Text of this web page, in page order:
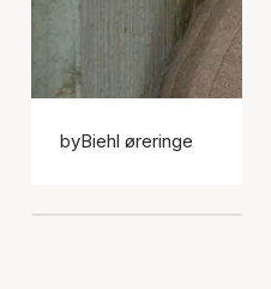
byBiehl øreringe